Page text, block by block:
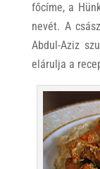
főcíme, a
nevét. A
Abdul-Aziz
elárulja a